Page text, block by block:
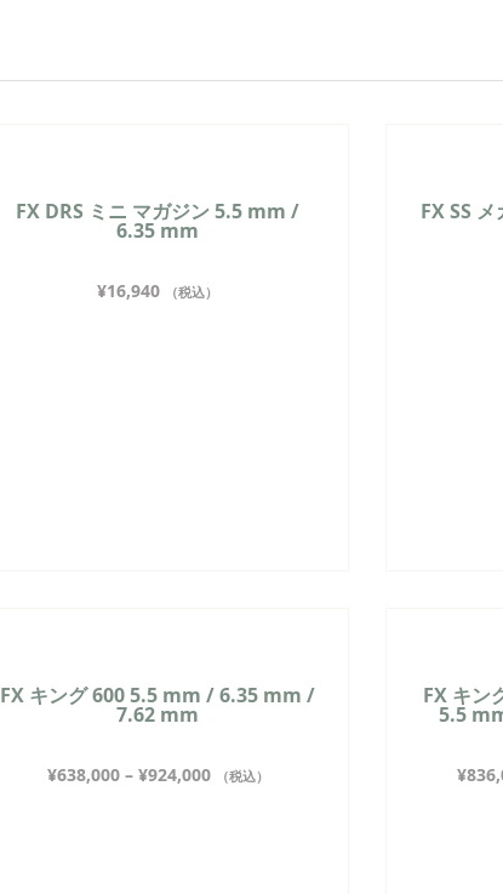
FX DRS ミニ マガジン 5.5 mm /
6.35 mm
¥16,940 （税込）
FX SS
FX キング 600 5.5 mm / 6.35 mm /
7.62 mm
¥638,000 – ¥924,000 （税込）
FX キン
5.5
¥